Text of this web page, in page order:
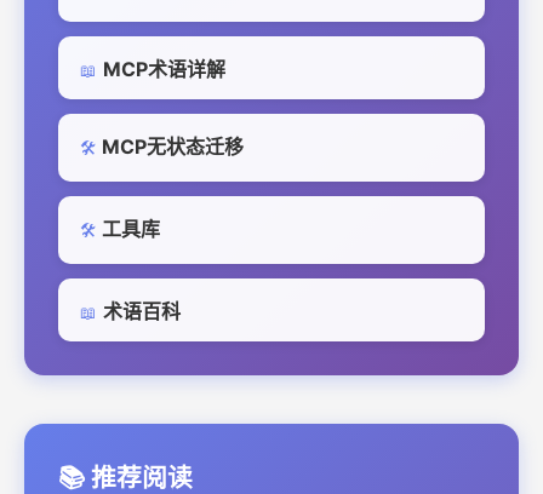
📖 MCP术语详解
🛠️ MCP无状态迁移
🛠️ 工具库
📖 术语百科
📚 推荐阅读